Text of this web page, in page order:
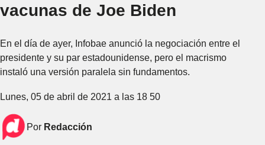
vacunas de Joe Biden
En el día de ayer, Infobae anunció la negociación entre el
presidente y su par estadounidense, pero el macrismo
instaló una versión paralela sin fundamentos.
Lunes, 05 de abril de 2021 a las 18 50
Por Redacción